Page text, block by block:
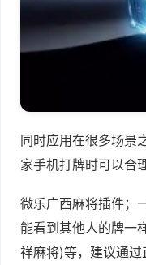
同时应用在很多场景
家手机打牌时可以合
微乐广西麻将插件；
能看到其他人的牌一
祥麻将)等，建议通过